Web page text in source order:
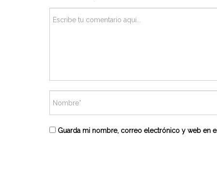
Guarda mi nombre, correo electrónico y web en